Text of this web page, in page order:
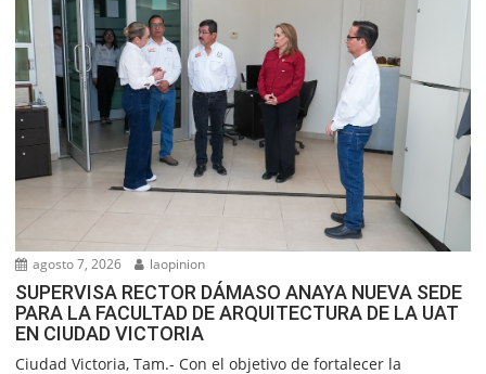
agosto 7, 2026 laopinion
SUPERVISA RECTOR DÁMASO ANAYA NUEVA SEDE
PARA LA FACULTAD DE ARQUITECTURA DE LA UAT
EN CIUDAD VICTORIA
Ciudad Victoria, Tam.- Con el objetivo de fortalecer la